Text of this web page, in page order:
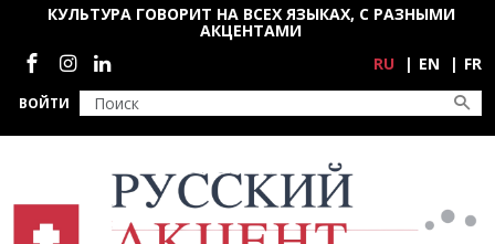
Перейти к основному содержанию
ВОЙТИ
КУЛЬТУРА ГОВОРИТ НА ВСЕХ ЯЗЫКАХ, С РАЗНЫМИ
АКЦЕНТАМИ
Социальные сети
RU EN FR